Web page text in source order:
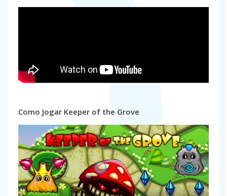
Como Jogar Keeper of the Grove